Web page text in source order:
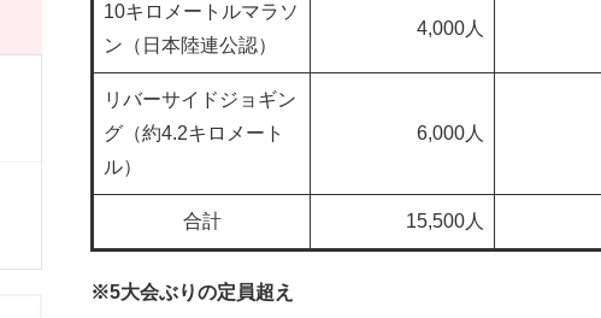
10キロメートルマラソ
ン（日本陸連公認）
4,000人
リバーサイドジョギン
グ（約4.2キロメート
ル）
6,000人
合計 15,500人
※5大会ぶりの定員超え